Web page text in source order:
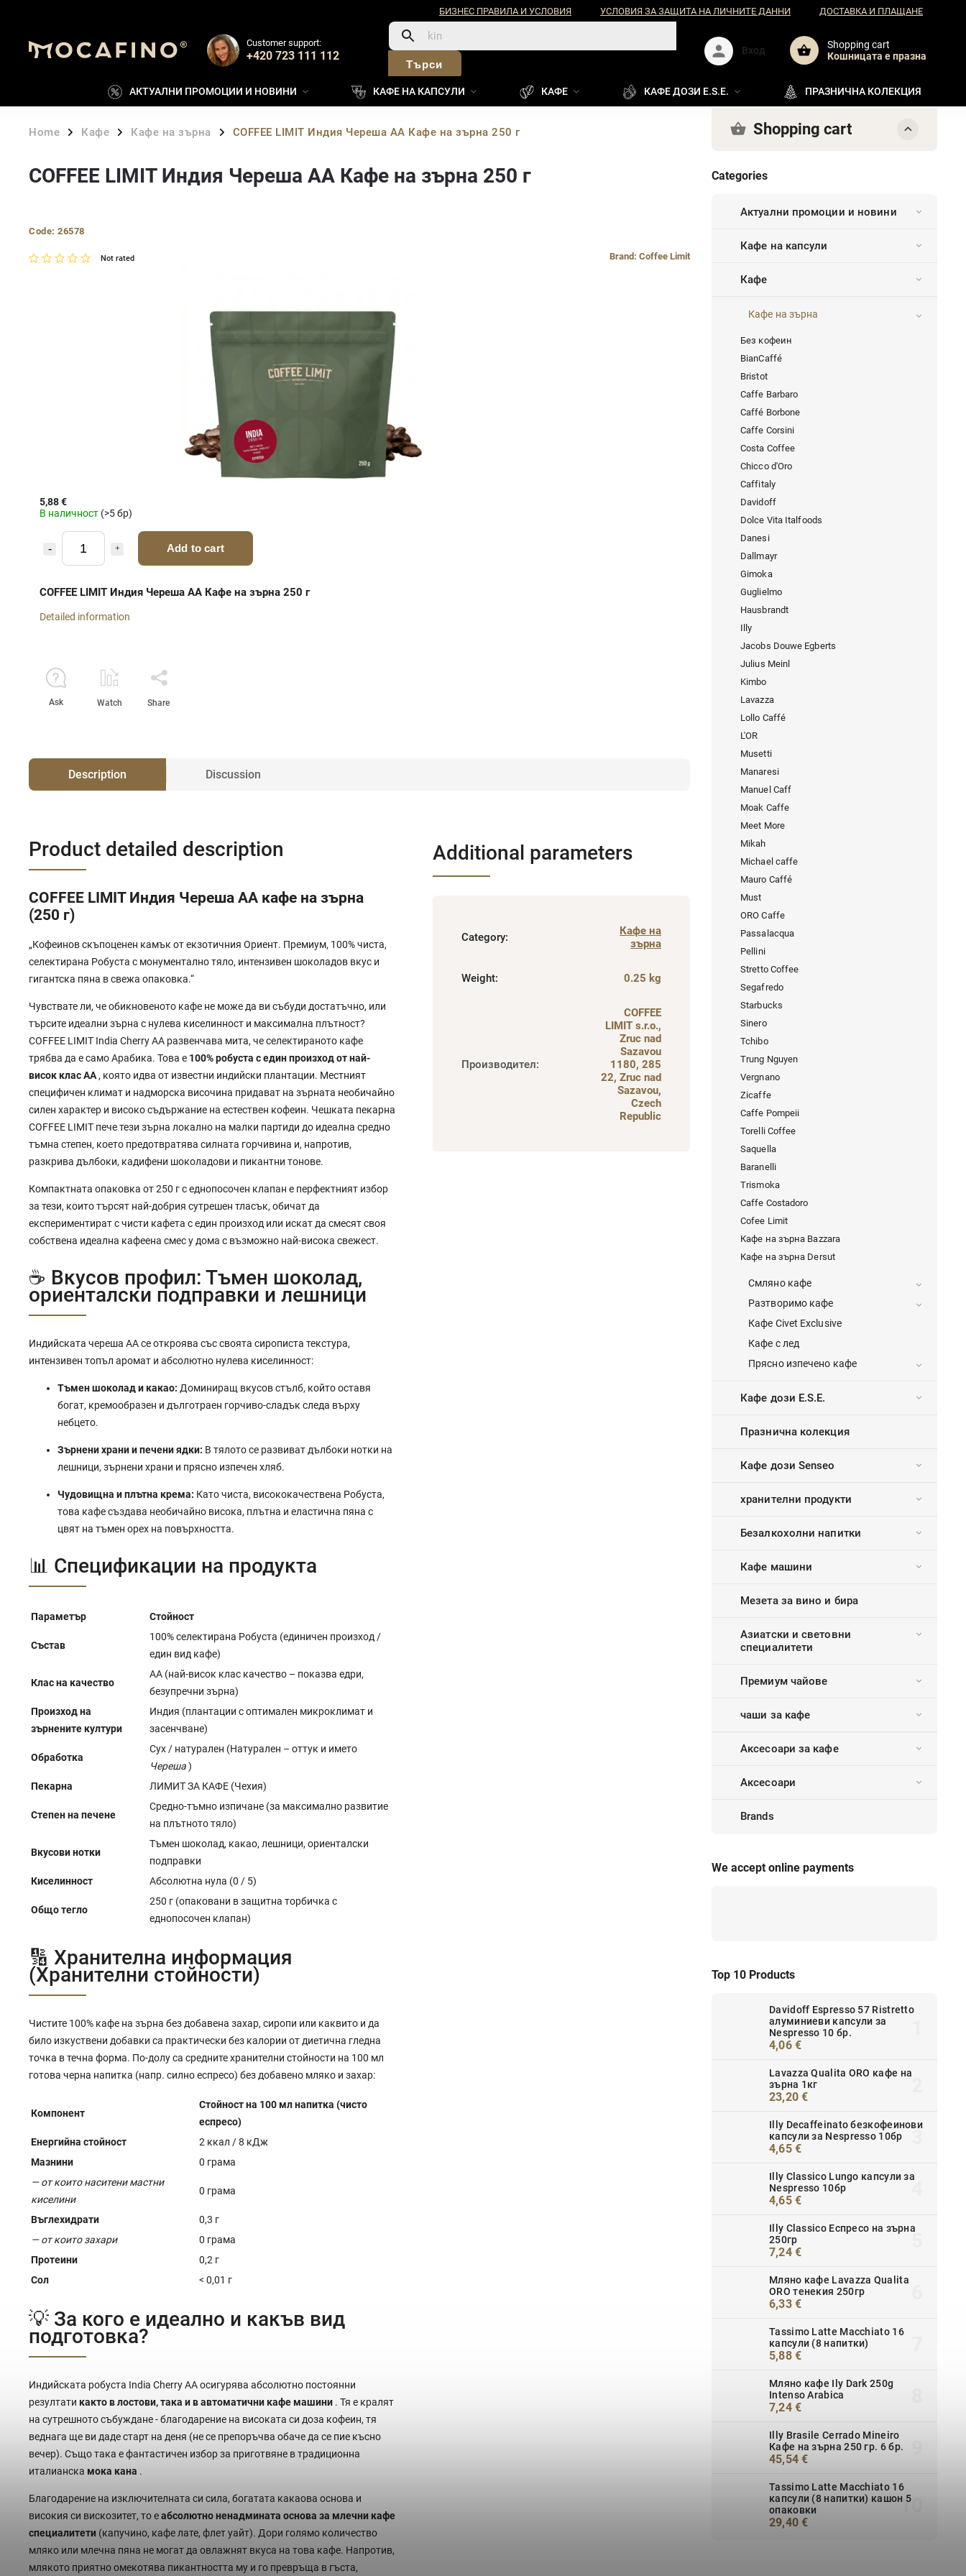
БИЗНЕС ПРАВИЛА И УСЛОВИЯ УСЛОВИЯ ЗА ЗАЩИТА НА ЛИЧНИТЕ ДАННИ ДОСТАВКА И ПЛАЩАНЕ
Customer support:
+420 723 111 112
Търси
Shopping cart
Кошницата e празна
Вход
АКТУАЛНИ ПРОМОЦИИ И НОВИНИ КАФЕ НА КАПСУЛИ КАФЕ КАФЕ ДОЗИ E.S.E. ПРАЗНИЧНА КОЛЕКЦИЯ
Home / Кафе / Кафе на зърна / COFFEE LIMIT Индия Череша AA Кафе на зърна 250 г Shopping cart
Categories
Актуални промоции и новини
Кафе на капсули
Кафе
Кафе на зърна
Без кофеин
BianCaffé
Bristot
Caffe Barbaro
Caffé Borbone
Caffe Corsini
Costa Coffee
Chicco d'Oro
Caffitaly
Davidoff
Dolce Vita Italfoods
Danesi
Dallmayr
Gimoka
Guglielmo
Hausbrandt
Illy
Jacobs Douwe Egberts
Julius Meinl
Kimbo
Lavazza
Lollo Caffé
L'OR
Musetti
Manaresi
Manuel Caff
Moak Caffe
Meet More
Mikah
Michael caffe
Mauro Caffé
Must
ORO Caffe
Passalacqua
Pellini
Stretto Coffee
Segafredo
Starbucks
Sinero
Tchibo
Trung Nguyen
Vergnano
Zicaffe
Caffe Pompeii
Torelli Coffee
Saquella
Baranelli
Trismoka
Caffe Costadoro
Cofee Limit
Кафе на зърна Bazzara
Кафе на зърна Dersut
Смляно кафе
Разтворимо кафе
Кафе Civet Exclusive
Кафе с лед
Прясно изпечено кафе
Кафе дози E.S.E.
Празнична колекция
Кафе дози Senseo
хранителни продукти
Безалкохолни напитки
Кафе машини
Мезета за вино и бира
Азиатски и световни
специалитети
Премиум чайове
чаши за кафе
Аксесоари за кафе
Аксесоари
Brands
We accept online payments
Top 10 Products
Davidoff Espresso 57 Ristretto
алуминиеви капсули за
Nespresso 10 бр.
4,06 €
Lavazza Qualita ORO кафе на
зърна 1кг
23,20 €
Illy Decaffeinato безкофеинови
капсули за Nespresso 10бр
4,65 €
Illy Classico Lungo капсули за
Nespresso 10бр
4,65 €
Illy Classico Еспресо на зърна
250гр
7,24 €
Мляно кафе Lavazza Qualita
ORO тенекия 250гр
6,33 €
Tassimo Latte Macchiato 16
капсули (8 напитки)
5,88 €
Мляно кафе Ily Dark 250g
Intenso Arabica
7,24 €
Illy Brasile Cerrado Mineiro
Кафе на зърна 250 гр. 6 бр.
45,54 €
Tassimo Latte Macchiato 16
капсули (8 напитки) кашон 5
опаковки
29,40 €
COFFEE LIMIT Индия Череша AA Кафе на зърна 250 г
Code: 26578
Not rated Brand: Coffee Limit
5,88 €
В наличност (>5 бр)
Add to cart
COFFEE LIMIT Индия Череша AA Кафе на зърна 250 г
Detailed information
Ask Watch Share
Description Discussion
Product detailed description
COFFEE LIMIT Индия Череша AA кафе на зърна
(250 г)
„Кофеинов скъпоценен камък от екзотичния Ориент. Премиум, 100% чиста,
селектирана Робуста с монументално тяло, интензивен шоколадов вкус и
гигантска пяна в свежа опаковка.“
Чувствате ли, че обикновеното кафе не може да ви събуди достатъчно, или
търсите идеални зърна с нулева киселинност и максимална плътност?
COFFEE LIMIT India Cherry AA развенчава мита, че селектираното кафе
трябва да е само Арабика. Това е 100% робуста с един произход от най-
висок клас АА , която идва от известни индийски плантации. Местният
специфичен климат и надморска височина придават на зърната необичайно
силен характер и високо съдържание на естествен кофеин. Чешката пекарна
COFFEE LIMIT пече тези зърна локално на малки партиди до идеална средно
тъмна степен, което предотвратява силната горчивина и, напротив,
разкрива дълбоки, кадифени шоколадови и пикантни тонове.
Компактната опаковка от 250 г с еднопосочен клапан е перфектният избор
за тези, които търсят най-добрия сутрешен тласък, обичат да
експериментират с чисти кафета с един произход или искат да смесят своя
собствена идеална кафеена смес у дома с възможно най-висока свежест.
☕ Вкусов профил: Тъмен шоколад,
ориенталски подправки и лешници
Индийската череша AA се откроява със своята сирописта текстура,
интензивен топъл аромат и абсолютно нулева киселинност:
Тъмен шоколад и какао: Доминиращ вкусов стълб, който оставя
богат, кремообразен и дълготраен горчиво-сладък следа върху
небцето.
Зърнени храни и печени ядки: В тялото се развиват дълбоки нотки на
лешници, зърнени храни и прясно изпечен хляб.
Чудовищна и плътна крема: Като чиста, висококачествена Робуста,
това кафе създава необичайно висока, плътна и еластична пяна с
цвят на тъмен орех на повърхността.
📊 Спецификации на продукта
Параметър Стойност
Състав
100% селектирана Робуста (единичен произход /
един вид кафе)
Клас на качество
АА (най-висок клас качество – показва едри,
безупречни зърна)
Произход на
зърнените култури
Индия (плантации с оптимален микроклимат и
засенчване)
Обработка
Сух / натурален (Натурален – оттук и името
Череша)
Пекарна
ЛИМИТ ЗА КАФЕ (Чехия)
Степен на печене
Средно-тъмно изпичане (за максимално развитие
на плътното тяло)
Вкусови нотки
Тъмен шоколад, какао, лешници, ориенталски
подправки
Киселинност
Абсолютна нула (0 / 5)
Общо тегло
250 г (опаковани в защитна торбичка с
еднопосочен клапан)
🔢 Хранителна информация
(Хранителни стойности)
Чистите 100% кафе на зърна без добавена захар, сиропи или каквито и да
било изкуствени добавки са практически без калории от диетична гледна
точка в течна форма. По-долу са средните хранителни стойности на 100 мл
готова черна напитка (напр. силно еспресо) без добавено мляко и захар:
Компонент
Стойност на 100 мл напитка (чисто
еспресо)
Енергийна стойност
2 ккал / 8 кДж
Мазнини
0 грама
— от които наситени мастни
киселини
0 грама
Въглехидрати
0,3 г
— от които захари
0 грама
Протеини
0,2 г
Сол
< 0,01 г
💡 За кого е идеално и какъв вид
подготовка?
Индийската робуста India Cherry AA осигурява абсолютно постоянни
резултати както в лостови, така и в автоматични кафе машини . Тя е кралят
на сутрешното събуждане - благодарение на високата си доза кофеин, тя
веднага ще ви даде старт на деня (не се препоръчва обаче да се пие късно
вечер). Също така е фантастичен избор за приготвяне в традиционна
италианска мока кана .
Благодарение на изключителната си сила, богатата какаова основа и
високия си вискозитет, то еабсолютно ненадмината основа за млечни кафе
специалитети (капучино, кафе лате, флет уайт). Дори голямо количество
мляко или млечна пяна не могат да овлажнят вкуса на това кафе. Напротив,
млякото приятно омекотява пикантността му и го превръща в гъста,
Additional parameters
Category:
Кафе на
зърна
Weight: 0.25 kg
Производител:
COFFEE
LIMIT s.r.o.,
Zruc nad
Sazavou
1180, 285
22, Zruc nad
Sazavou,
Czech
Republic